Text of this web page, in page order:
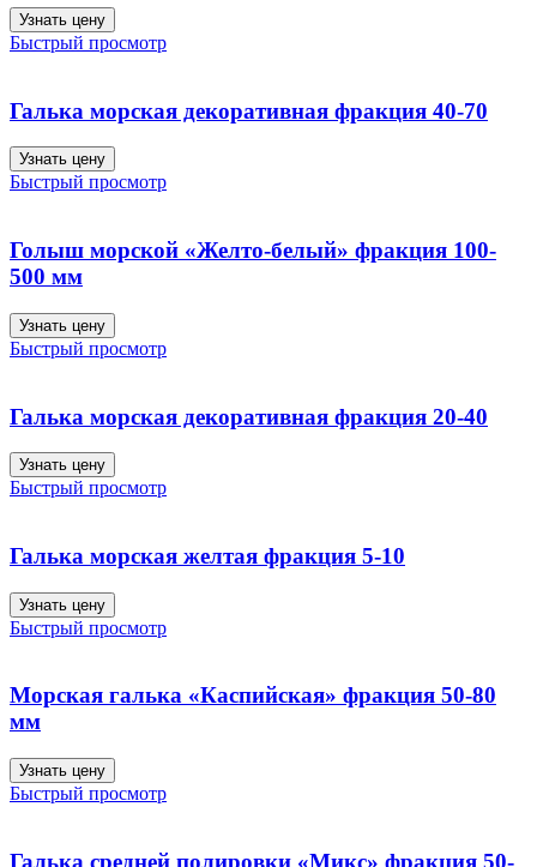
Узнать цену
Быстрый просмотр
Галька морская декоративная фракция 40-70
Узнать цену
Быстрый просмотр
Голыш морской «Желто-белый» фракция 100-
500 мм
Узнать цену
Быстрый просмотр
Галька морская декоративная фракция 20-40
Узнать цену
Быстрый просмотр
Галька морская желтая фракция 5-10
Узнать цену
Быстрый просмотр
Морская галька «Каспийская» фракция 50-80
мм
Узнать цену
Быстрый просмотр
Галька средней полировки «Микс» фракция 50-